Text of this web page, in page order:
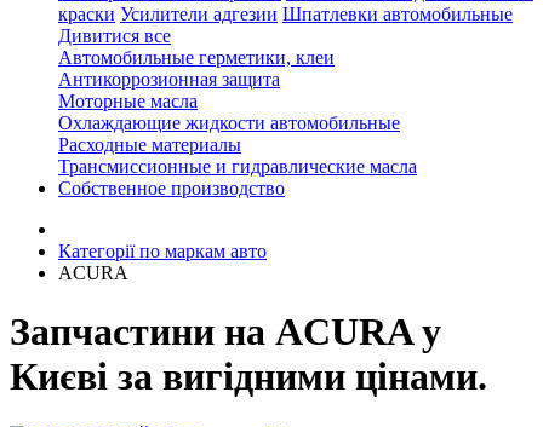
краски Усилители адгезии Шпатлевки автомобильные
Дивитися все
Автомобильные герметики, клеи
Антикоррозионная защита
Моторные масла
Охлаждающие жидкости автомобильные
Расходные материалы
Трансмиссионные и гидравлические масла
Собственное производство
Категорії по маркам авто
ACURA
Запчастини на ACURA у
Києві за вигідними цінами.